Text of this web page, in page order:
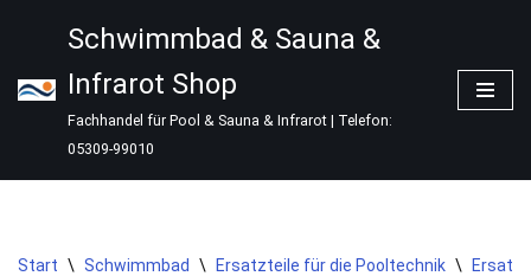
Inhalt
springen
Schwimmbad & Sauna &
Infrarot Shop
Fachhandel für Pool & Sauna & Infrarot | Telefon:
05309-99010
Start \ Schwimmbad \ Ersatzteile für die Pooltechnik \